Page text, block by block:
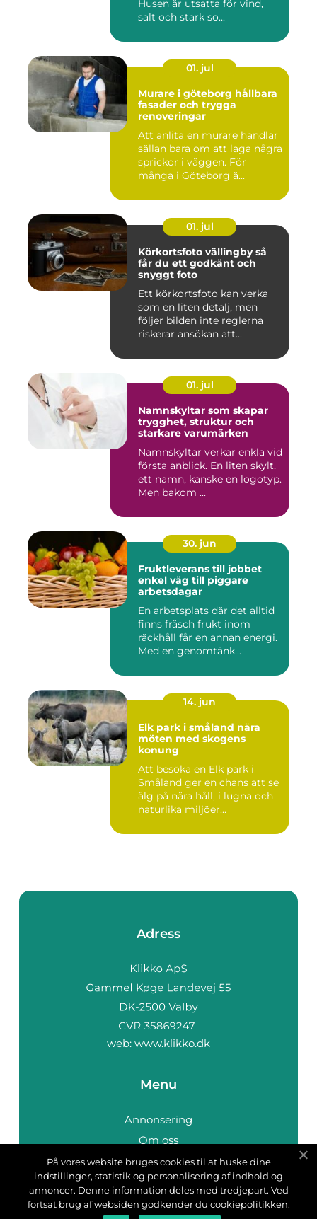
Husen är utsatta för vind,
salt och stark so...
01. jul
Murare i göteborg hållbara
fasader och trygga
renoveringar
Att anlita en murare handlar
sällan bara om att laga några
sprickor i väggen. För
många i Göteborg ä...
01. jul
Körkortsfoto vällingby så
får du ett godkänt och
snyggt foto
Ett körkortsfoto kan verka
som en liten detalj, men
följer bilden inte reglerna
riskerar ansökan att...
01. jul
Namnskyltar som skapar
trygghet, struktur och
starkare varumärken
Namnskyltar verkar enkla vid
första anblick. En liten skylt,
ett namn, kanske en logotyp.
Men bakom ...
30. jun
Fruktleverans till jobbet
enkel väg till piggare
arbetsdagar
En arbetsplats där det alltid
finns fräsch frukt inom
räckhåll får en annan energi.
Med en genomtänk...
14. jun
Elk park i småland nära
möten med skogens
konung
Att besöka en Elk park i
Småland ger en chans att se
älg på nära håll, i lugna och
naturlika miljöer...
Adress
web: www.klikko.dk
Menu
Annonsering
Om oss
Cookies
Kontakta oss
Sitemap
På vores website bruges cookies til at huske dine
indstillinger, statistik og personalisering af indhold og
annoncer. Denne information deles med tredjepart. Ved
fortsat brug af websiden godkender du cookiepolitikken.